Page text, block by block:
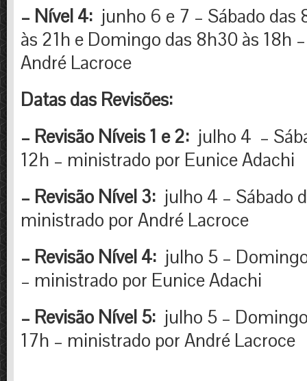
– Nível 4: junho 6 e 7 – Sábado das
às 21h e Domingo das 8h30 às 18h
André Lacroce
Datas das Revisões:
– Revisão Níveis 1 e 2: julho 4 –
12h – ministrado por Eunice Adachi
– Revisão Nível 3: julho 4 – Sábado
ministrado por André Lacroce
– Revisão Nível 4: julho 5 –
– ministrado por Eunice Adachi
– Revisão Nível 5: julho 5 –
17h – ministrado por André Lacroce